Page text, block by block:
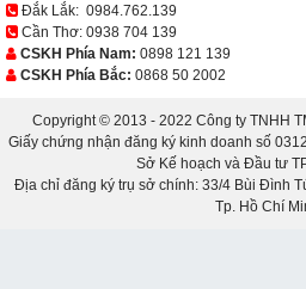
Đắk Lắk: 0984.762.139
Cần Thơ: 0938 704 139
CSKH Phía Nam: 0898 121 139
CSKH Phía Bắc: 0868 50 2002
Copyright © 2013 - 2022 Công ty TNHH
Giấy chứng nhận đăng ký kinh doanh số
Sở Kế hoạch và Đầu tư
Địa chỉ đăng ký trụ sở chính: 33/4 Bùi Đình
Tp. Hồ Chí